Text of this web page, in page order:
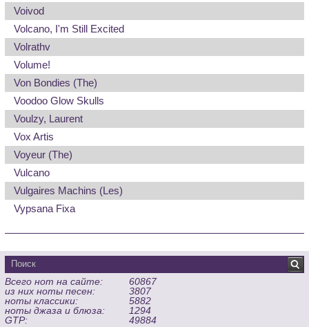
Voivod
Volcano, I'm Still Excited
Volrathv
Volume!
Von Bondies (The)
Voodoo Glow Skulls
Voulzy, Laurent
Vox Artis
Voyeur (The)
Vulcano
Vulgaires Machins (Les)
Vypsana Fixa
Всего нот на сайте:
60867
из них ноты песен:
3807
ноты классики:
5882
ноты джаза и блюза:
1294
GTP:
49884